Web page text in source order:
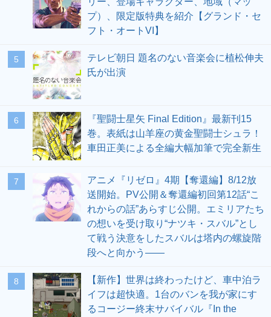
プ）、限定版特典を紹介【グランド・セ
フト・オートVI】
5
テレビ朝日 題名のない音楽会に植松伸夫
氏が出演
6
『聖闘士星矢 Final Edition』最新刊15
巻。表紙は山羊座の黄金聖闘士シュラ！
車田正美による全編大幅加筆で完全新生
7
アニメ『リゼロ』4期【奪還編】8/12放
送開始。PV公開＆奪還編初回第12話“こ
れからの話”あらすじ公開。エミリアたち
の想いを受け取り“ナツキ・スバル”とし
て戦う決意をしたスバルは塔内の螺旋階
段へと向かう――
8
【新作】世界は終わったけど、車中泊ラ
イフは超快適。1台のバンを我が家にす
るコージー終末サバイバル『In the